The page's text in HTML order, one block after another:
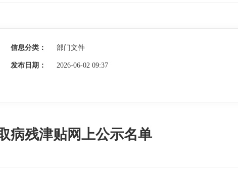
信息分类： 部门文件
发布日期： 2026-06-02 09:37
病残津贴网上公示名单